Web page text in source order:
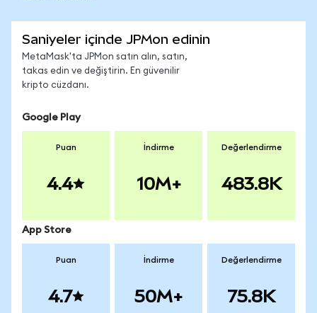
Saniyeler içinde JPMon edinin
MetaMask'ta JPMon satın alın, satın,
takas edin ve değiştirin. En güvenilir
kripto cüzdanı.
Google Play
Puan
4.4
İndirme
10M+
Değerlendirme
483.8K
App Store
Puan
4.7
İndirme
50M+
Değerlendirme
75.8K